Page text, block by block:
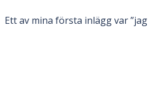
Ett av mina första inlägg var